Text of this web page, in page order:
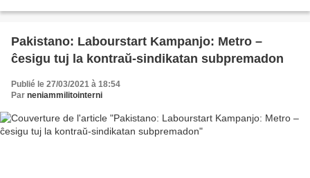
Pakistano: Labourstart Kampanjo: Metro –
ĉesigu tuj la kontraŭ-sindikatan subpremadon
Publié le 27/03/2021 à 18:54
Par neniammilitointerni